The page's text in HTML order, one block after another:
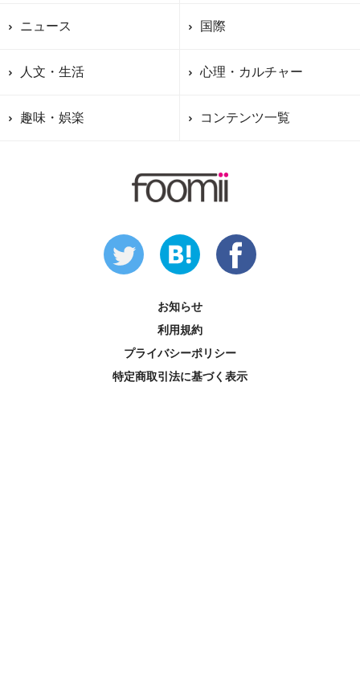
ニュース 国際
人文・生活 心理・カルチャー
趣味・娯楽 コンテンツ一覧
お知らせ
利用規約
プライバシーポリシー
特定商取引法に基づく表示